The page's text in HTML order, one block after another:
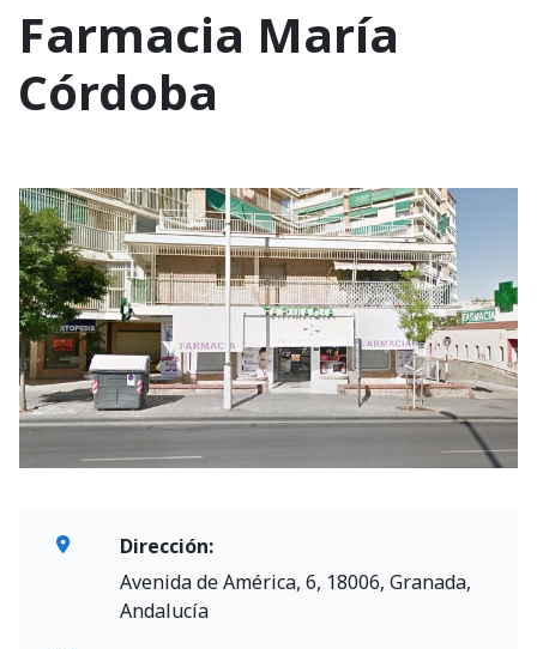
Farmacia María
Córdoba
Dirección:
Avenida de América, 6, 18006, Granada,
Andalucía